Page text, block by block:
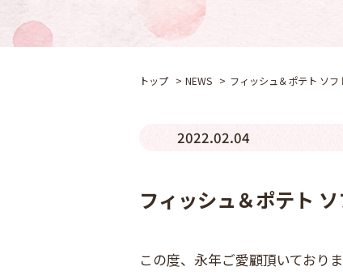
トップ NEWS フィッシュ＆ポテト ソ
2022.02.04
フィッシュ＆ポテト
この度、永年ご愛顧頂いており